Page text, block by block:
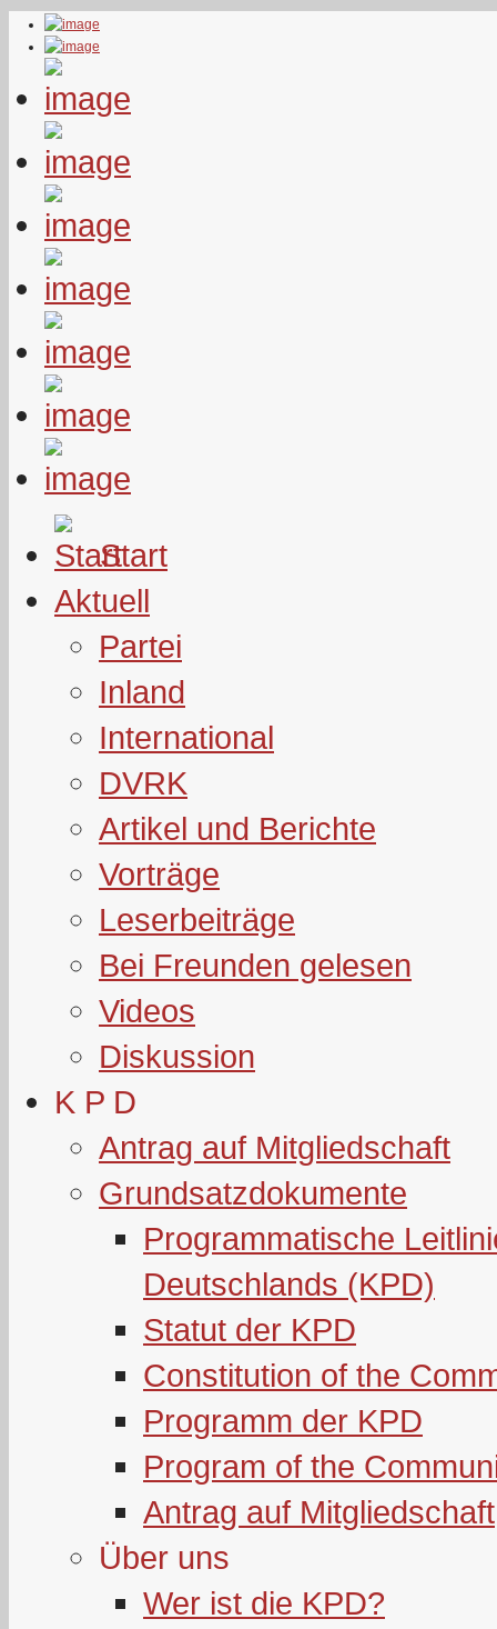
Start
Aktuell
Partei
Inland
International
DVRK
Artikel und Berichte
Vorträge
Leserbeiträge
Bei Freunden gelesen
Videos
Diskussion
K P D
Antrag auf Mitgliedschaft
Grundsatzdokumente
Programmatische
Deutschlands (KPD)
Statut der KPD
Constitution of the
Programm der KPD
Program of the
Antrag auf Mitgliedschaft
Über uns
Wer ist die KPD?